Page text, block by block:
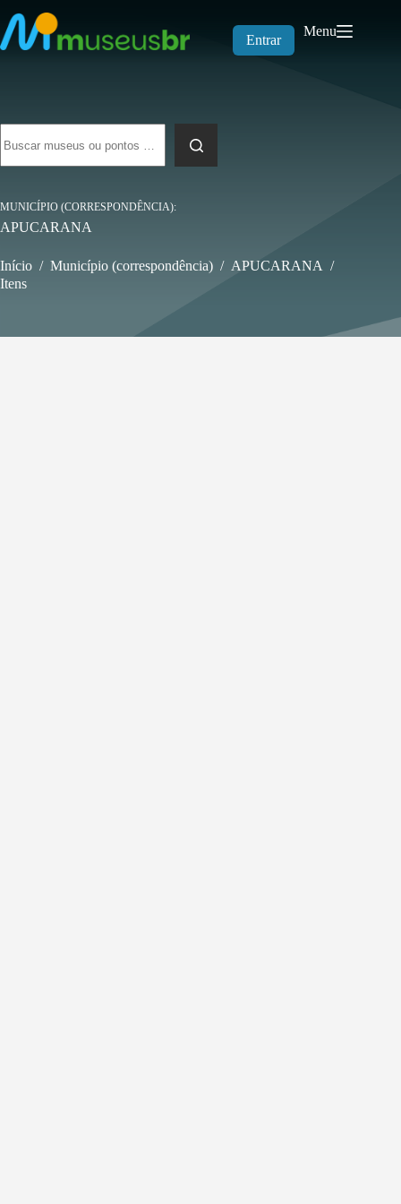
para
o
conteúdo
Entrar
Menu
resultados
MUNICÍPIO (CORRESPONDÊNCIA)
APUCARANA
Início / Município (correspondência) / APUCARANA /
Itens